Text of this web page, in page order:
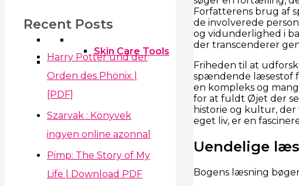
Skin Care Tools
Recent Posts
Harry Potter und der
Orden des Phönix |
[PDF]
Szarvak : Könyvek
ingyen online azonnal
Pimp: The Story of My
Life | Download PDF
Forfatterens brug af
de involverede
og vidunderlighed i
der transcenderer
Friheden til at
spændende læsestof
en kompleks og
for at fuldt Øjet der
historie og kultur, der
eget liv, er en
Uendelige
Bogens læsning